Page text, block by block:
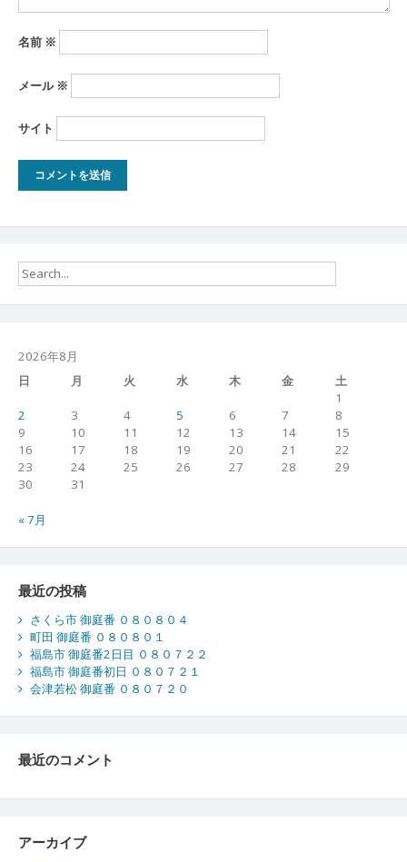
名前 ※
メール ※
サイト
2026年8月
日
月 火 水 木 金
土
1
2
3 4 5 6 7
8
9
10 11 12 13 14
15
16
17 18 19 20 21
22
23
24 25 26 27 28
29
30
31
« 7月
最近の投稿
さくら市 御庭番 ０８０８０４
町田 御庭番 ０８０８０１
福島市 御庭番2日目 ０８０７２２
福島市 御庭番初日 ０８０７２１
会津若松 御庭番 ０８０７２０
最近のコメント
アーカイブ